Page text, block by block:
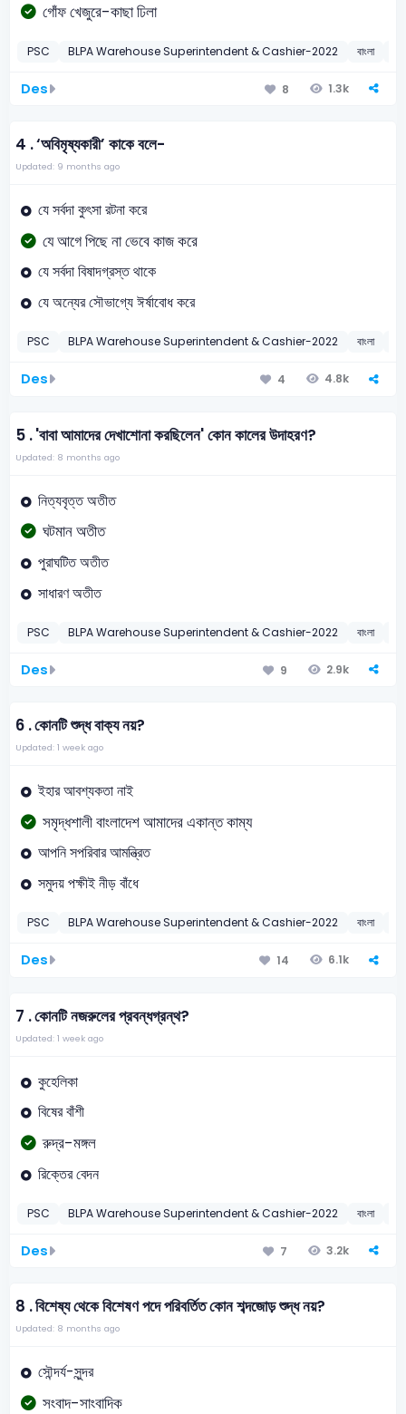
গোঁফ খেজুরে-কাছা ঢিলা
PSC BLPA Warehouse Superintendent & Cashier-2022 বাংলা
Des 8 1.3k
4 .‘অবিমৃষ্যকারী’ কাকে বলে-
Updated: 9 months ago
যে সর্বদা কুৎসা রটনা করে
যে আগে পিছে না ভেবে কাজ করে
যে সর্বদা বিষাদগ্রস্ত থাকে
যে অন্যের সৌভাগ্যে ঈর্ষাবোধ করে
PSC BLPA Warehouse Superintendent & Cashier-2022 বাংলা
Des 4 4.8k
5 .'বাবা আমাদের দেখাশোনা করছিলেন' কোন কালের উদাহরণ?
Updated: 8 months ago
নিত্যবৃত্ত অতীত
ঘটমান অতীত
পুরাঘটিত অতীত
সাধারণ অতীত
PSC BLPA Warehouse Superintendent & Cashier-2022 বাংলা
Des 9 2.9k
6 .কোনটি শুদ্ধ বাক্য নয়?
Updated: 1 week ago
ইহার আবশ্যকতা নাই
সমৃদ্ধশালী বাংলাদেশ আমাদের একান্ত কাম্য
আপনি সপরিবার আমন্ত্রিত
সমুদয় পক্ষীই নীড় বাঁধে
PSC BLPA Warehouse Superintendent & Cashier-2022 বাংলা
Des 14 6.1k
7 .কোনটি নজরুলের প্রবন্ধগ্রন্থ?
Updated: 1 week ago
কুহেলিকা
বিষের বাঁশী
রুদ্র-মঙ্গল
রিক্তের বেদন
PSC BLPA Warehouse Superintendent & Cashier-2022 বাংলা
Des 7 3.2k
8 .বিশেষ্য থেকে বিশেষণ পদে পরিবর্তিত কোন শব্দজোড় শুদ্ধ নয়?
Updated: 8 months ago
সৌন্দর্য-সুন্দর
সংবাদ-সাংবাদিক